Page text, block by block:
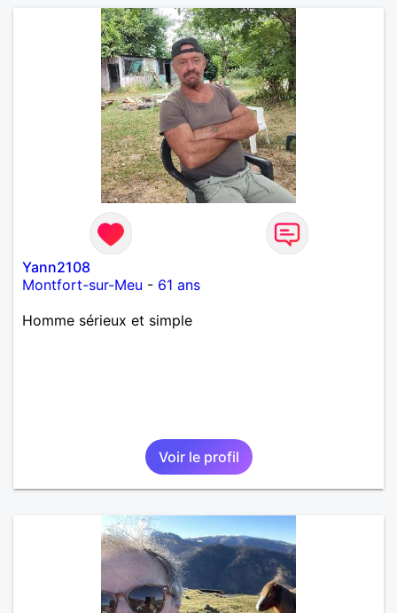
Yann2108
Montfort-sur-Meu - 61 ans
Homme sérieux et simple
Voir le profil